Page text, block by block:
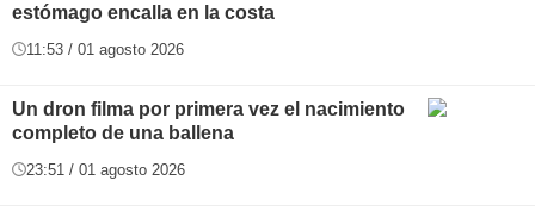
estómago encalla en la costa
11:53 / 01 agosto 2026
Un dron filma por primera vez el nacimiento
completo de una ballena
23:51 / 01 agosto 2026